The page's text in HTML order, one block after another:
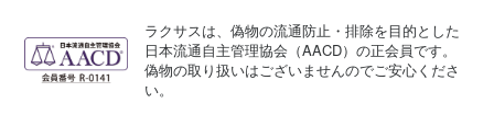
ラクサスは、偽物の流通防止・排除を目的とした
日本流通自主管理協会（AACD）の正会員です。
偽物の取り扱いはございませんのでご安心くださ
い。